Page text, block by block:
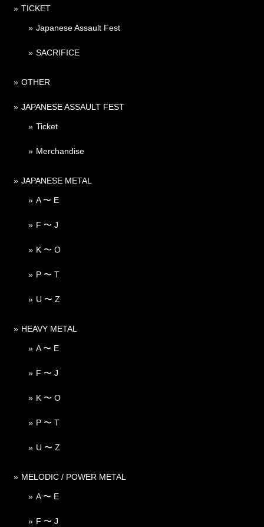
TICKET
Japanese Assault Fest
SACRIFICE
OTHER
JAPANESE ASSAULT FEST
Ticket
Merchandise
JAPANESE METAL
A 〜 E
F 〜 J
K 〜 O
P 〜 T
U 〜 Z
HEAVY METAL
A 〜 E
F 〜 J
K 〜 O
P 〜 T
U 〜 Z
MELODIC / POWER METAL
A 〜 E
F 〜 J